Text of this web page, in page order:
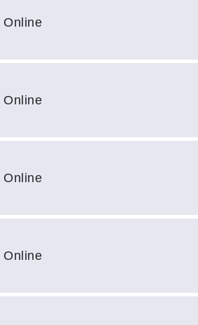
Online
Online
Online
Online